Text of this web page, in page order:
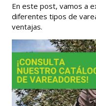
En este post, vamos a
diferentes tipos de
ventajas.